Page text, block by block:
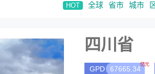
HOT 全球 省市 城市
四川省
GPD 67665.34
亿元